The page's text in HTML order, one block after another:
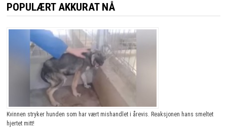
POPULÆRT AKKURAT NÅ
Kvinnen stryker hunden som har vært mishandlet i årevis. Reaksjonen hans smeltet
hjertet mitt!